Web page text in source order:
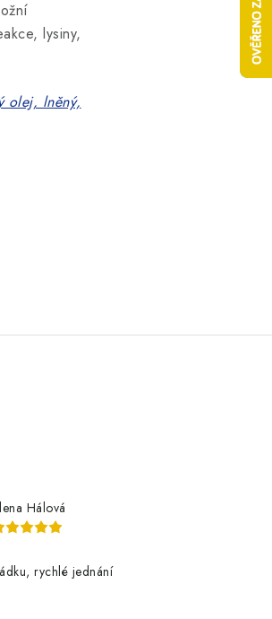
lysiny,
olej, lněný,
Hálová
rychlé jednání